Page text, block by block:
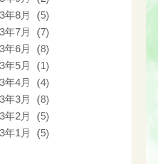
年8月 (5)
年7月 (7)
年6月 (8)
年5月 (1)
年4月 (4)
年3月 (8)
年2月 (5)
年1月 (5)